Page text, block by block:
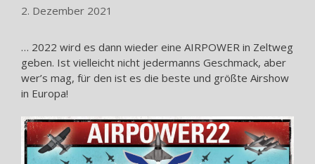
2. Dezember 2021
… 2022 wird es dann wieder eine AIRPOWER in Zeltweg
geben. Ist vielleicht nicht jedermanns Geschmack, aber
wer’s mag, für den ist es die beste und größte Airshow
in Europa!